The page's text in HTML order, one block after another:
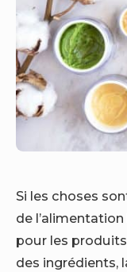
Si les choses
de
pour les
des ingrédients,